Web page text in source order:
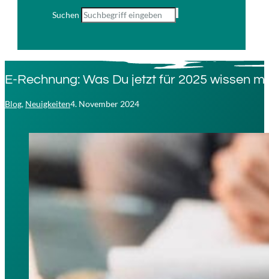
Suchen
E-Rechnung: Was Du jetzt für 2025 wissen
Blog, Neuigkeiten4. November 2024